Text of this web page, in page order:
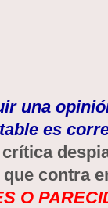
una
es
contra
O